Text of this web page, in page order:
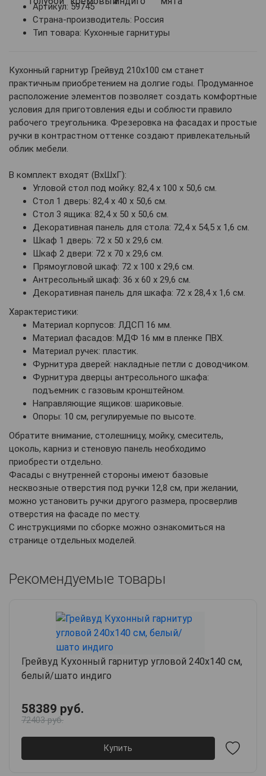
Артикул: 59745
Страна-производитель: Россия
Тип товара: Кухонные гарнитуры
Кухонный гарнитур Грейвуд 210х100 см станет
практичным приобретением на долгие годы. Продуманное
расположение элементов позволяет создать комфортные
условия для приготовления еды и соблюсти правило
рабочего треугольника. Фрезеровка на фасадах и простые
ручки в контрастном оттенке создают привлекательный
облик мебели.
В комплект входят (ВхШхГ):
Угловой стол под мойку: 82,4 х 100 х 50,6 см.
Стол 1 дверь: 82,4 х 40 х 50,6 см.
Стол 3 ящика: 82,4 х 50 х 50,6 см.
Декоративная панель для стола: 72,4 х 54,5 х 1,6 см.
Шкаф 1 дверь: 72 х 50 х 29,6 см.
Шкаф 2 двери: 72 х 70 х 29,6 см.
Прямоугловой шкаф: 72 х 100 х 29,6 см.
Антресольный шкаф: 36 х 60 х 29,6 см.
Декоративная панель для шкафа: 72 х 28,4 х 1,6 см.
Характеристики:
Материал корпусов: ЛДСП 16 мм.
Материал фасадов: МДФ 16 мм в пленке ПВХ.
Материал ручек: пластик.
Фурнитура дверей: накладные петли с доводчиком.
Фурнитура дверцы антресольного шкафа:
подъемник с газовым кронштейном.
Направляющие ящиков: шариковые.
Опоры: 10 см, регулируемые по высоте.
Обратите внимание, столешницу, мойку, смеситель,
цоколь, карниз и стеновую панель необходимо
приобрести отдельно.
Фасады с внутренней стороны имеют базовые
несквозные отверстия под ручки 12,8 см, при желании,
можно установить ручки другого размера, просверлив
отверстия на фасаде по месту.
С инструкциями по сборке можно ознакомиться на
странице отдельных моделей.
Рекомендуемые товары
Грейвуд Кухонный гарнитур угловой 240х140 см,
белый/шато индиго
58389 руб.
72403 руб.
Купить